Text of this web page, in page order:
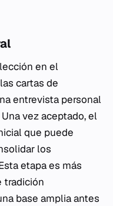
en el
cartas de
entrevista personal
vez aceptado, el
que puede
los
etapa es más
tradición
base amplia antes